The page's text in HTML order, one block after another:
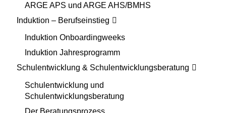
ARGE APS und ARGE AHS/BMHS
Induktion – Berufseinstieg
Induktion Onboardingweeks
Induktion Jahresprogramm
Schulentwicklung & Schulentwicklungsberatung
Schulentwicklung und
Schulentwicklungsberatung